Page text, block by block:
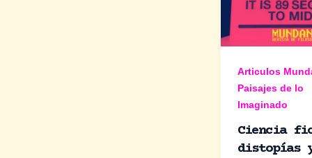
Articulos
Paisajes de lo
Imaginado
Ciencia
distopías